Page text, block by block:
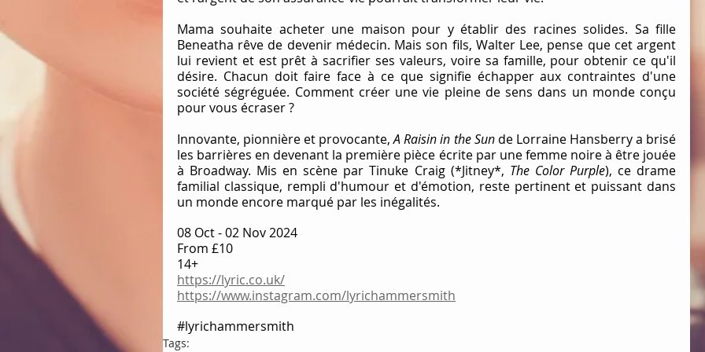
Mama souhaite acheter une maison pour y établir des racines solides. Sa fille
Beneatha rêve de devenir médecin. Mais son fils, Walter Lee, pense que cet argent
lui revient et est prêt à sacrifier ses valeurs, voire sa famille, pour obtenir ce qu'il
désire. Chacun doit faire face à ce que signifie échapper aux contraintes d'une
société ségréguée. Comment créer une vie pleine de sens dans un monde conçu
pour vous écraser ?
Innovante, pionnière et provocante, A Raisin in the Sun de Lorraine Hansberry a brisé
les barrières en devenant la première pièce écrite par une femme noire à être jouée
à Broadway. Mis en scène par Tinuke Craig (*Jitney*, The Color Purple), ce drame
familial classique, rempli d'humour et d'émotion, reste pertinent et puissant dans
un monde encore marqué par les inégalités.
08 Oct - 02 Nov 2024
From £10
14+
https://lyric.co.uk/
https://www.instagram.com/lyrichammersmith
#lyrichammersmith
Tags: